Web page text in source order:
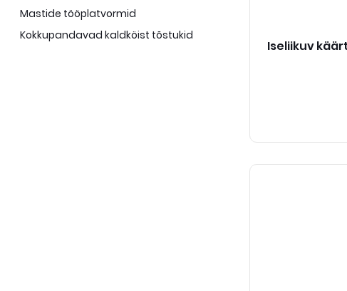
Mastide tööplatvormid
Kokkupandavad kaldköist tõstukid
Iseliikuv